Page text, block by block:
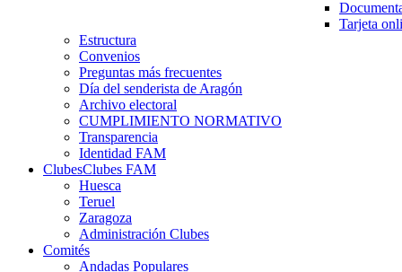
Tarjeta
Estructura
Convenios
Preguntas más frecuentes
Día del senderista de Aragón
Archivo electoral
CUMPLIMIENTO NORMATIVO
Transparencia
Identidad FAM
ClubesClubes FAM
Huesca
Teruel
Zaragoza
Administración Clubes
Comités
Andadas Populares